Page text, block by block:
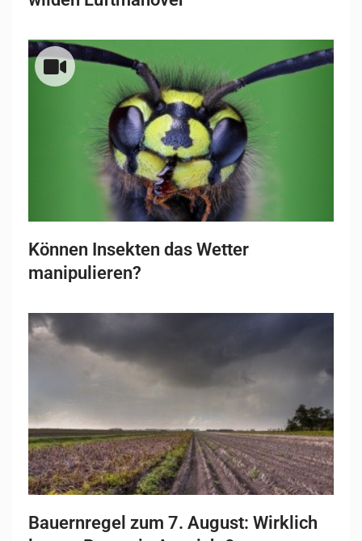
Können Insekten das Wetter
manipulieren?
Bauernregel zum 7. August: Wirklich